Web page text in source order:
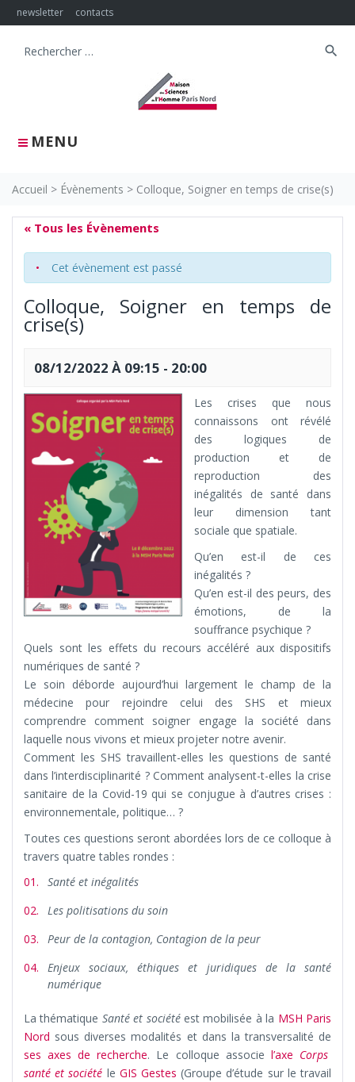
Skip
to
newsletter contacts
MENU
Search
search
Accueil > Évènements > Colloque, Soigner en temps de crise(s)
« Tous les Évènements
Cet évènement est passé
Colloque, Soigner en temps de
crise(s)
08/12/2022 À 09:15 - 20:00
Les crises que nous
connaissons ont révélé
des logiques de
production et de
reproduction des
inégalités de santé dans
leur dimension tant
sociale que spatiale.
Qu’en est-il de ces
inégalités ?
Qu’en est-il des peurs, des
émotions, de la
souffrance psychique ?
Quels sont les effets du recours accéléré aux dispositifs
numériques de santé ?
Le soin déborde aujourd’hui largement le champ de la
médecine pour rejoindre celui des SHS et mieux
comprendre comment soigner engage la société dans
laquelle nous vivons et mieux projeter notre avenir.
Comment les SHS travaillent-elles les questions de santé
dans l’interdisciplinarité ? Comment analysent-t-elles la crise
sanitaire de la Covid-19 qui se conjugue à d’autres crises :
environnementale, politique… ?
Toutes ces questions seront abordées lors de ce colloque à
travers quatre tables rondes :
Santé et inégalités
Les politisations du soin
Peur de la contagion, Contagion de la peur
Enjeux sociaux, éthiques et juridiques de la santé
numérique
La thématique Santé et sociétéest mobilisée à la MSH Paris
Nord sous diverses modalités et dans la transversalité de
ses axes de recherche. Le colloque associe l’axe Corps
santé et société le GIS Gestes(Groupe d’étude sur le travail